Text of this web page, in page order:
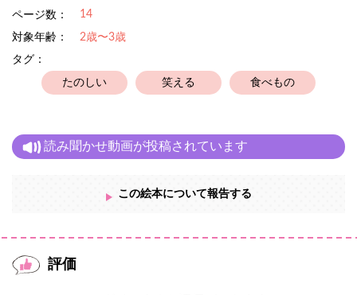
ページ数： 14
対象年齢：
2歳〜3歳
タグ：
たのしい 笑える 食べもの
読み聞かせ動画が投稿されています
この絵本について報告する
評価